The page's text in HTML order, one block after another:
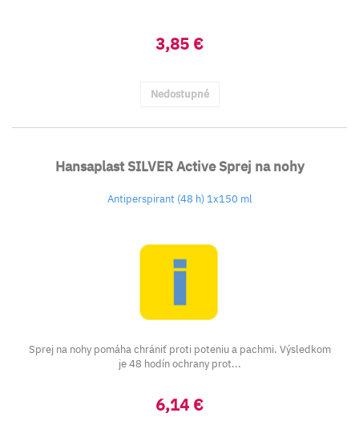
3,85 €
Nedostupné
Hansaplast SILVER Active Sprej na nohy
Antiperspirant (48 h) 1x150 ml
Sprej na nohy pomáha chrániť proti poteniu a pachmi. Výsledkom
je 48 hodín ochrany prot...
6,14 €